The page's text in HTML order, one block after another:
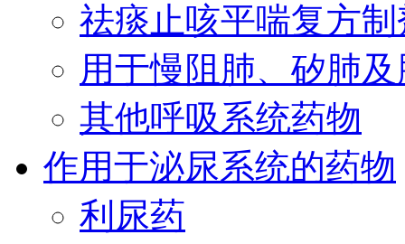
祛痰止咳平喘复方制
用于慢阻肺、矽肺
其他呼吸系统药物
作用于泌尿系统的药物
利尿药